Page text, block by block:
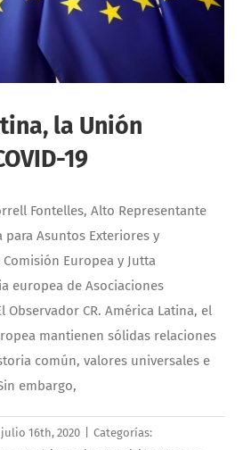
la Unión
19
Fontelles, Alto Representante
para Asuntos Exteriores y
Europea y Jutta
europea de Asociaciones
Observador CR. América Latina, el
mantienen sólidas relaciones
común, valores universales e
embargo,
julio 16th, 2020
Categorías: